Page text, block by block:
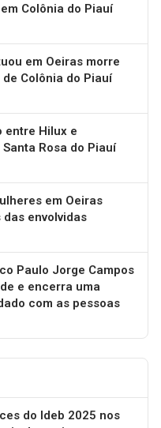
Colônia do Piauí
em Oeiras morre
Colônia do Piauí
entre Hilux e
Rosa do Piauí
em Oeiras
envolvidas
Paulo Jorge Campos
e encerra uma
com as pessoas
do Ideb 2025 nos